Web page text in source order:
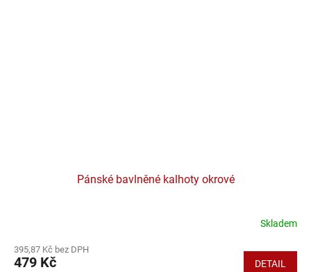
Pánské bavlněné kalhoty okrové
Skladem
395,87 Kč bez DPH
479 Kč DETAIL